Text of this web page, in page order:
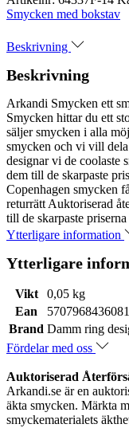
Smycken med bokstav
Beskrivning
Beskrivning
Arkandi Smycken ett
Smycken hittar du ett
säljer smycken i alla
smycken och vi vill
designar vi de coolaste
dem till de skarpaste
Copenhagen smycken
returrätt Auktoriserad
till de skarpaste
Ytterligare information
Ytterligare
Vikt
0,05 kg
Ean
5707968436081
Brand Damm ring
Fördelar med oss
Auktoriserad
Arkandi.se är en
äkta smycken. Märkta
smyckematerialets